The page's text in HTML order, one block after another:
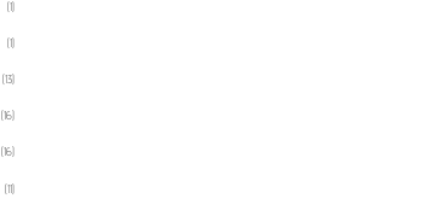
(1)
(1)
(13)
(16)
(16)
(11)